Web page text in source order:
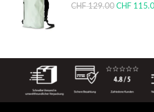
CHF129.00 CHF